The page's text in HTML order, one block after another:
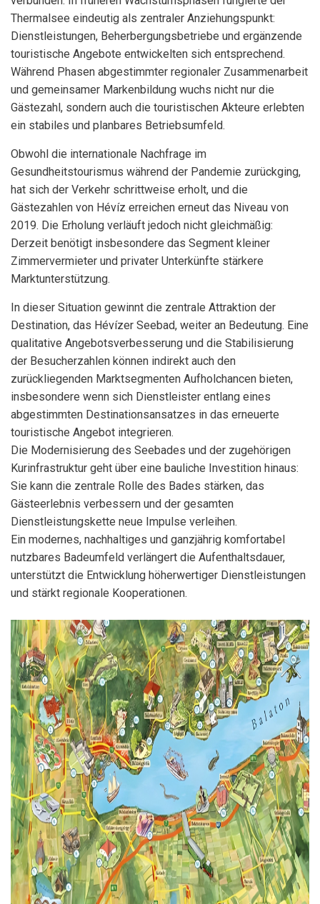
Thermalsee eindeutig als zentraler Anziehungspunkt:
Dienstleistungen, Beherbergungsbetriebe und ergänzende
touristische Angebote entwickelten sich entsprechend.
Während Phasen abgestimmter regionaler Zusammenarbeit
und gemeinsamer Markenbildung wuchs nicht nur die
Gästezahl, sondern auch die touristischen Akteure erlebten
ein stabiles und planbares Betriebsumfeld.
Obwohl die internationale Nachfrage im
Gesundheitstourismus während der Pandemie zurückging,
hat sich der Verkehr schrittweise erholt, und die
Gästezahlen von Hévíz erreichen erneut das Niveau von
2019. Die Erholung verläuft jedoch nicht gleichmäßig:
Derzeit benötigt insbesondere das Segment kleiner
Zimmervermieter und privater Unterkünfte stärkere
Marktunterstützung.
In dieser Situation gewinnt die zentrale Attraktion der
Destination, das Hévízer Seebad, weiter an Bedeutung. Eine
qualitative Angebotsverbesserung und die Stabilisierung
der Besucherzahlen können indirekt auch den
zurückliegenden Marktsegmenten Aufholchancen bieten,
insbesondere wenn sich Dienstleister entlang eines
abgestimmten Destinationsansatzes in das erneuerte
touristische Angebot integrieren.
Die Modernisierung des Seebades und der zugehörigen
Kurinfrastruktur geht über eine bauliche Investition hinaus:
Sie kann die zentrale Rolle des Bades stärken, das
Gästeerlebnis verbessern und der gesamten
Dienstleistungskette neue Impulse verleihen.
Ein modernes, nachhaltiges und ganzjährig komfortabel
nutzbares Badeumfeld verlängert die Aufenthaltsdauer,
unterstützt die Entwicklung höherwertiger Dienstleistungen
und stärkt regionale Kooperationen.